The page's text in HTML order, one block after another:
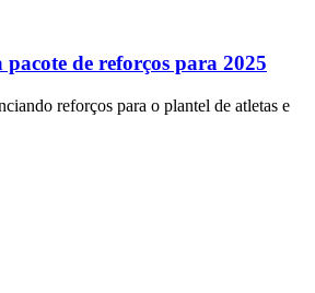
de reforços para 2025
reforços para o plantel de atletas e